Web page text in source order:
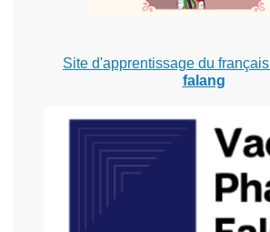
Site d'apprentissage du français
falang